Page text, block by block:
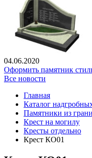
04.06.2020
Оформить памятник
Все новости
Главная
Каталог
Памятники из
Крест на могилу
Кресты отдельно
Крест КО01